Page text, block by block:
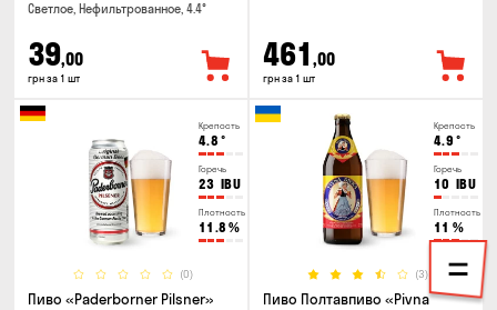
Светлое, Нефильтрованное, 4.4°
39,00
грн за 1 шт
461 ,00
грн за 1 шт
Крепость
4.8 °
Горечь
23 IBU
Плотность
11.8 %
(0)
Пиво «Paderborner Pilsner»
Крепость
4.9 °
Горечь
10 IBU
Плотность
11 %
(3)
Пиво Полтавпиво «Pivna